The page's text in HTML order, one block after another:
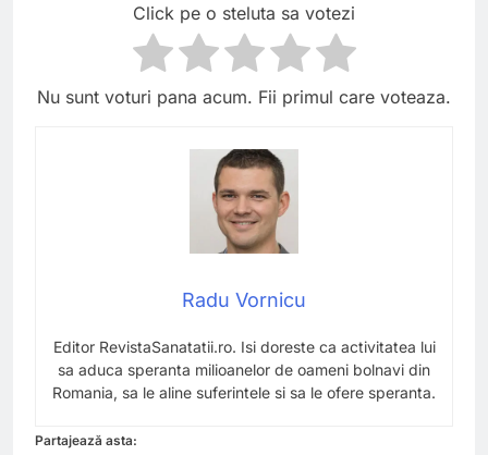
Click pe o steluta sa votezi
Nu sunt voturi pana acum. Fii primul care voteaza.
Radu Vornicu
Editor RevistaSanatatii.ro. Isi doreste ca activitatea lui
sa aduca speranta milioanelor de oameni bolnavi din
Romania, sa le aline suferintele si sa le ofere speranta.
Partajează asta: